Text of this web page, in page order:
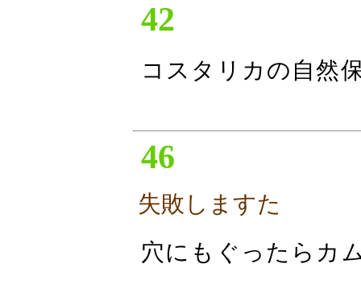
42
コスタリカの自然
46
失敗しますた
穴にもぐったらカ